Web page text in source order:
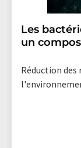
Les
un
Réduction